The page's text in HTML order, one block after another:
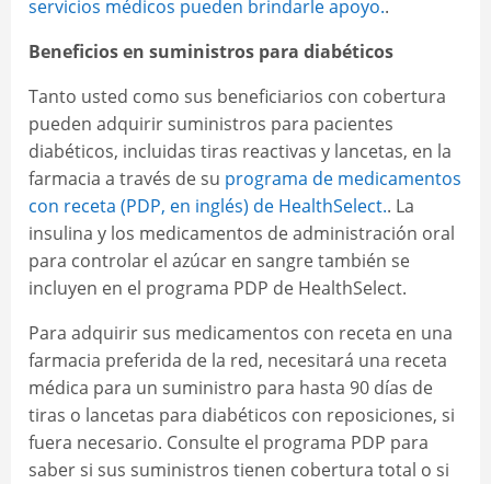
servicios médicos pueden brindarle apoyo..
Beneficios en suministros para diabéticos
Tanto usted como sus beneficiarios con cobertura
pueden adquirir suministros para pacientes
diabéticos, incluidas tiras reactivas y lancetas, en la
farmacia a través de su programa de medicamentos
con receta (PDP, en inglés) de HealthSelect.. La
insulina y los medicamentos de administración oral
para controlar el azúcar en sangre también se
incluyen en el programa PDP de HealthSelect.
Para adquirir sus medicamentos con receta en una
farmacia preferida de la red, necesitará una receta
médica para un suministro para hasta 90 días de
tiras o lancetas para diabéticos con reposiciones, si
fuera necesario. Consulte el programa PDP para
saber si sus suministros tienen cobertura total o si